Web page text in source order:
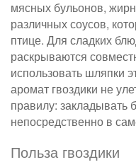
мясных бульонов,
различных соусов,
птице. Для сладких
раскрываются
использовать шляпки
аромат гвоздики не
правилу: закладывать
непосредственно в
Польза гвоздики